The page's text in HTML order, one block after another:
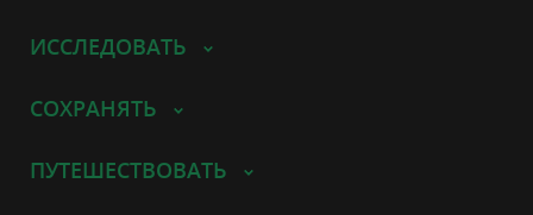
ИССЛЕДОВАТЬ
СОХРАНЯТЬ
ПУТЕШЕСТВОВАТЬ